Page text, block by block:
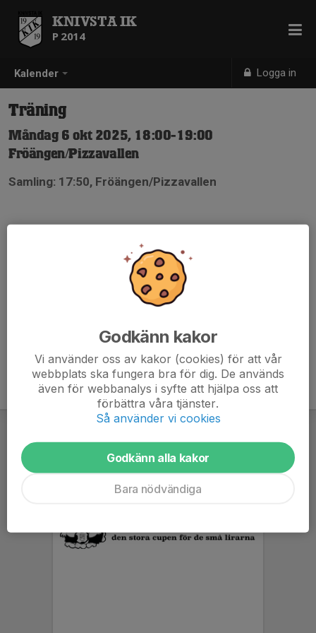
Kalender Logga in
KNIVSTA IK
P 2014
Träning
Måndag 6 okt 2025, 18:00-19:00
Fröängen/Pizzavallen
Samling: 17:50, Fröängen/Pizzavallen
Godkänn kakor
Vi använder oss av kakor (cookies) för att vår
webbplats ska fungera bra för dig. De används
även för webbanalys i syfte att hjälpa oss att
förbättra våra tjänster.
Så använder vi cookies
Godkänn alla kakor
Bara nödvändiga